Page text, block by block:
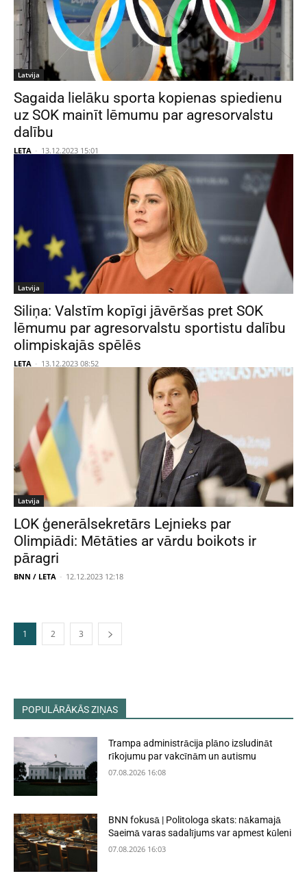
Latvija
Sagaida lielāku sporta kopienas spiedienu
uz SOK mainīt lēmumu par agresorvalstu
dalību
LETA - 13.12.2023 15:01
Latvija
Siliņa: Valstīm kopīgi jāvēršas pret SOK
lēmumu par agresorvalstu sportistu dalību
olimpiskajās spēlēs
LETA - 13.12.2023 08:52
Latvija
LOK ģenerālsekretārs Lejnieks par
Olimpiādi: Mētāties ar vārdu boikots ir
pāragri
BNN / LETA - 12.12.2023 12:18
1 2 3
POPULĀRĀKĀS ZIŅAS
Trampa administrācija plāno izsludināt
rīkojumu par vakcīnām un autismu
07.08.2026 16:08
BNN fokusā | Politologa skats: nākamajā
Saeimā varas sadalījums var apmest kūleni
07.08.2026 16:03